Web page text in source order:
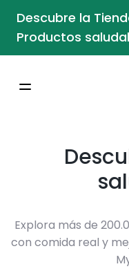
Descubre la
Productos
Explora más de
con comida real y